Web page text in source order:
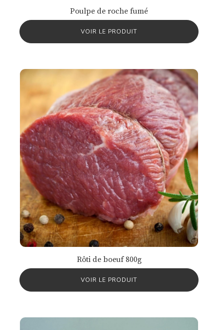
Poulpe de roche fumé
VOIR LE PRODUIT
Rôti de boeuf 800g
VOIR LE PRODUIT